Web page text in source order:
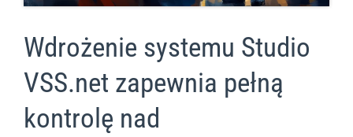
Wdrożenie systemu Studio
VSS.net zapewnia pełną
kontrolę nad